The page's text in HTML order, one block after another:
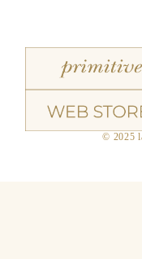
© 2025